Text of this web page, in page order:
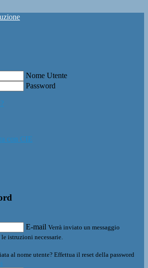
Nome Utente
Password
con CIE
E-mail Verrà inviato un messaggio
istruzioni necessarie.
al nome utente? Effettua il reset della password